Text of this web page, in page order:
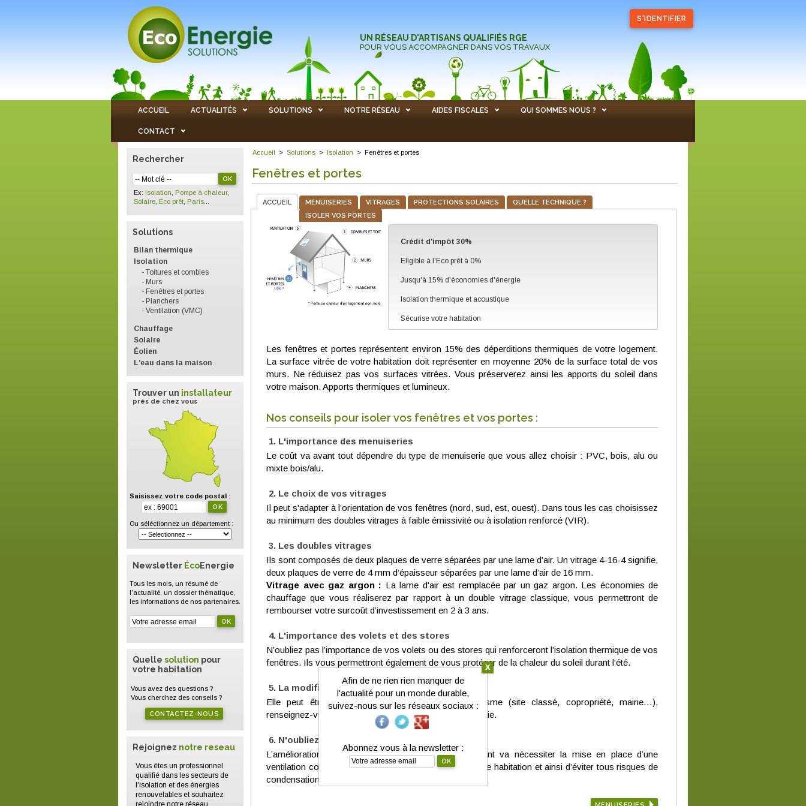
S'IDENTIFIER
UN RÉSEAU D'ARTISANS QUALIFIÉS RGE
POUR VOUS ACCOMPAGNER DANS VOS TRAVAUX
ACCUEIL ACTUALITÉS SOLUTIONS NOTRE RÉSEAU AIDES FISCALES QUI SOMMES NOUS ?
CONTACT
Rechercher
Ex: Isolation Pompe à chaleur,
Solaire Éco prêt Paris
Solutions
Bilan thermique
Isolation
- Toitures et combles
- Murs
- Fenêtres et portes
- Planchers
- Ventilation (VMC)
Chauffage
Solaire
Éolien
L'eau dans la maison
Trouver un installateur
près de chez vous
Saisissez votre code postal :
Ou séléctionnez un département :
Newsletter ÉcoEnergie
Tous les mois, un résumé de
l'actualité, un dossier thématique,
les informations de nos partenaires.
Quelle solution pour
votre habitation
Vous avez des questions ?
Vous cherchez des conseils ?
CONTACTEZ-NOUS
Rejoignez notre reseau
Vous êtes un professionnel
qualifié dans les secteurs de
l'isolation et des énergies
renouvelables et souhaitez
rejoindre notre réseau
Accueil > Solutions > Isolation > Fenêtres et portes
Fenêtres et portes
ACCUEIL MENUISERIES VITRAGES PROTECTIONS SOLAIRES
QUELLE TECHNIQUE ?
ISOLER VOS PORTES
Crédit d'impôt 30%
Eligible à l'Eco prêt à 0%
Jusqu'à 15% d'économies d'énergie
Isolation thermique et acoustique
Sécurise votre habitation
Les fenêtres et portes représentent environ 15% des déperditions thermiques de votre logement.
La surface vitrée de votre habitation doit représenter en moyenne 20% de la surface total de vos
murs. Ne réduisez pas vos surfaces vitrées. Vous préserverez ainsi les apports du soleil dans
votre maison. Apports thermiques et lumineux.
Nos conseils pour isoler vos fenêtres et vos portes :
L'importance des menuiseries
Le coût va avant tout dépendre du type de menuiserie que vous allez choisir : PVC, bois, alu ou
mixte bois/alu.
Le choix de vos vitrages
Il peut s'adapter à l’orientation de vos fenêtres (nord, sud, est, ouest). Dans tous les cas choisissez
au minimum des doubles vitrages à faible émissivité ou à isolation renforcé (VIR).
Les doubles vitrages
Ils sont composés de deux plaques de verre séparées par une lame d’air. Un vitrage 4-16-4 signifie,
deux plaques de verre de 4 mm d’épaisseur séparées par une lame d’air de 16 mm.
Vitrage avec gaz argon : La lame d'air est remplacée par un gaz argon. Les économies de
chauffage que vous réaliserez par rapport à un double vitrage classique, vous permettront de
rembourser votre surcoût d’investissement en 2 à 3 ans.
L'importance des volets et des stores
N’oubliez pas l’importance de vos volets ou des stores qui renforceront l’isolation thermique de vos
fenêtres. Ils vous permettront également de vous protéger de la chaleur du soleil durant l'été.
La modification de vos façades
Elle peut être soumise à certaines règles d’urbanisme (site classé, copropriété, mairie…),
renseignez-vous auprès de votre syndic ou à votre mairie.
N'oubliez pas la ventilation de votre logement
L’amélioration de l’étanchéité à l’air de votre logement va nécessiter la mise en place d’une
ventilation contrôlée. Cela afin de faire « respirer » votre habitation et ainsi d’éviter tous risques de
condensation, d’odeur, d’humidité ou de moisissures.
x
Afin de ne rien rien manquer de
l'actualité pour un monde durable,
suivez-nous sur les réseaux sociaux :
Abonnez vous à la newsletter :